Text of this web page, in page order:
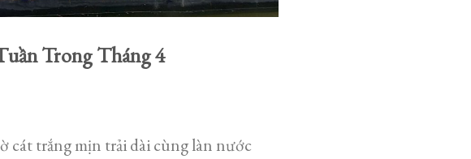
Trong Tháng 4
cát trắng mịn trải dài cùng làn nước